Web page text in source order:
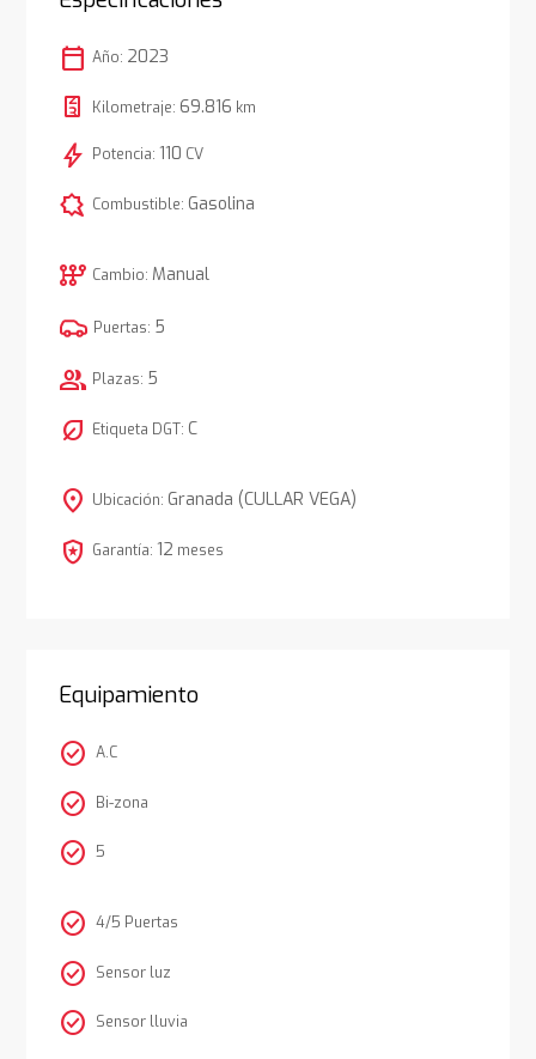
calendar_today Año: 2023
Kilometraje: 69.816 km
bolt Potencia: 110 CV
comic_bubble Combustible: Gasolina
auto_transmission Cambio: Manual
Puertas: 5
group Plazas: 5
nest_eco_leaf Etiqueta DGT: C
location_on Ubicación: Granada (CULLAR VEGA)
local_police Garantía: 12 meses
Equipamiento
check_circle A.C
check_circle Bi-zona
check_circle 5
check_circle 4/5 Puertas
check_circle Sensor luz
check_circle Sensor lluvia